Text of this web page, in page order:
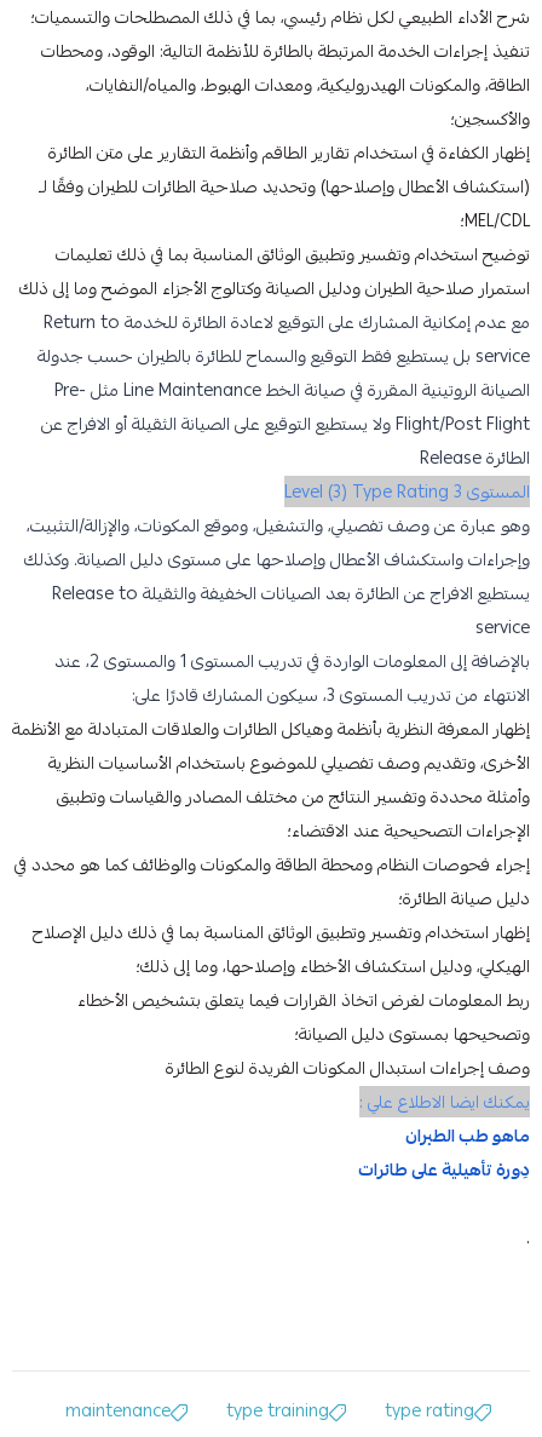
شرح الأداء الطبيعي لكل نظام رئيسي، بما في ذلك المصطلحات والتسميات؛
تنفيذ إجراءات الخدمة المرتبطة بالطائرة للأنظمة التالية: الوقود، ومحطات
الطاقة، والمكونات الهيدروليكية، ومعدات الهبوط، والمياه/النفايات،
والأكسجين؛
إظهار الكفاءة في استخدام تقارير الطاقم وأنظمة التقارير على متن الطائرة
(استكشاف الأعطال وإصلاحها) وتحديد صلاحية الطائرات للطيران وفقًا لـ
MEL/CDL؛
توضيح استخدام وتفسير وتطبيق الوثائق المناسبة بما في ذلك تعليمات
استمرار صلاحية الطيران ودليل الصيانة وكتالوج الأجزاء الموضح وما إلى ذلك
مع عدم إمكانية المشارك على التوقيع لاعادة الطائرة للخدمة Return to
service بل يستطيع فقط التوقيع والسماح للطائرة بالطيران حسب جدولة
الصيانة الروتينية المقررة في صيانة الخط Line Maintenance مثل Pre-
Flight/Post Flight ولا يستطيع التوقيع على الصيانة الثقيلة أو الافراج عن
الطائرة Release
المستوى 3 Level (3) Type Rating
وهو عبارة عن وصف تفصيلي، والتشغيل، وموقع المكونات، والإزالة/التثبيت،
وإجراءات واستكشاف الأعطال وإصلاحها على مستوى دليل الصيانة. وكذلك
يستطيع الافراج عن الطائرة بعد الصيانات الخفيفة والثقيلة Release to
service
بالإضافة إلى المعلومات الواردة في تدريب المستوى 1 والمستوى 2، عند
الانتهاء من تدريب المستوى 3، سيكون المشارك قادرًا على:
إظهار المعرفة النظرية بأنظمة وهياكل الطائرات والعلاقات المتبادلة مع الأنظمة
الأخرى، وتقديم وصف تفصيلي للموضوع باستخدام الأساسيات النظرية
وأمثلة محددة وتفسير النتائج من مختلف المصادر والقياسات وتطبيق
الإجراءات التصحيحية عند الاقتضاء؛
إجراء فحوصات النظام ومحطة الطاقة والمكونات والوظائف كما هو محدد في
دليل صيانة الطائرة؛
إظهار استخدام وتفسير وتطبيق الوثائق المناسبة بما في ذلك دليل الإصلاح
الهيكلي، ودليل استكشاف الأخطاء وإصلاحها، وما إلى ذلك؛
ربط المعلومات لغرض اتخاذ القرارات فيما يتعلق بتشخيص الأخطاء
وتصحيحها بمستوى دليل الصيانة؛
وصف إجراءات استبدال المكونات الفريدة لنوع الطائرة
يمكنك ايضا الاطلاع علي :
ماهو طب الطيران
دِورة تأهيلية على طائرات
.
type rating
type training
maintenance